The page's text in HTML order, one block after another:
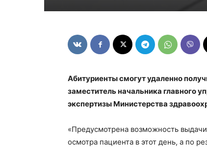
Абитуриенты смогут удаленно
заместитель начальника главного
экспертизы Министерства
«Предусмотрена возможность
осмотра пациента в этот день, а по